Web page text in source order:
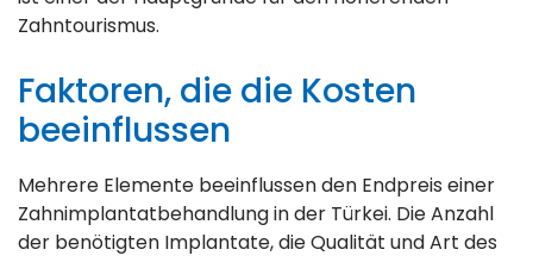
Zahntourismus.
Faktoren, die die Kosten
beeinflussen
Mehrere Elemente beeinflussen den Endpreis einer
Zahnimplantatbehandlung in der Türkei. Die Anzahl
der benötigten Implantate, die Qualität und Art des